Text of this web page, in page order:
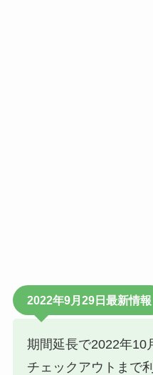
2022年9月29日最新情報
期間延長で2022年10
チェックアウトまで